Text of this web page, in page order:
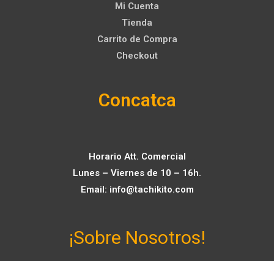
Mi Cuenta
Tienda
Carrito de Compra
Checkout
Concatca
Horario Att. Comercial
Lunes – Viernes de 10 – 16h.
Email: info@tachikito.com
¡Sobre Nosotros!